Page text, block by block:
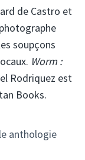
de Castro et
soupçons
Worm :
Rodriquez est
Books.
anthologie